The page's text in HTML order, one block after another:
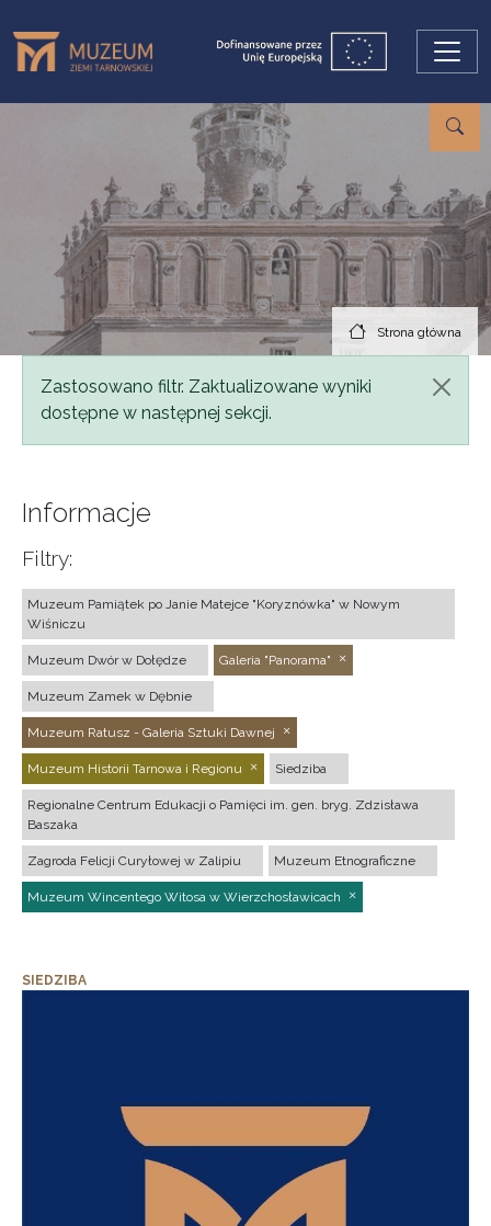
Strona główna
Komunikat
Zastosowano filtr. Zaktualizowane wyniki
dostępne w następnej sekcji.
Informacje
Filtry:
Muzeum Pamiątek po Janie Matejce "Koryznówka" w Nowym
Wiśniczu
Muzeum Dwór w Dołędze Galeria "Panorama"
Muzeum Zamek w Dębnie
Muzeum Ratusz - Galeria Sztuki Dawnej
Muzeum Historii Tarnowa i Regionu Siedziba
Regionalne Centrum Edukacji o Pamięci im. gen. bryg. Zdzisława
Baszaka
Zagroda Felicji Curyłowej w Zalipiu Muzeum Etnograficzne
Muzeum Wincentego Witosa w Wierzchosławicach
SIEDZIBA